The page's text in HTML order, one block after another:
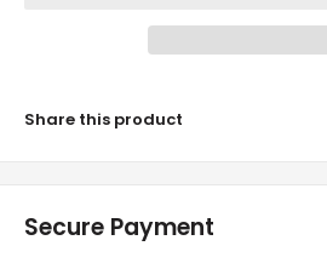
Share this product
Secure Payment